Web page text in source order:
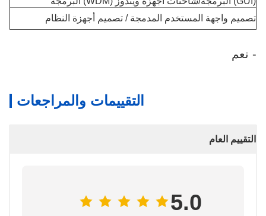
تصميم واجهة المستخدم المدمجة / تصميم أجهزة النظام
- نعم
التقييمات والمراجعات
التقييم العام
5.0